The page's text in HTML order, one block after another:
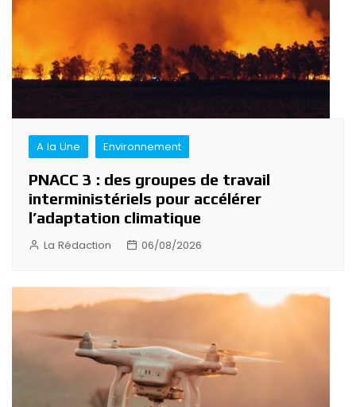
A la Une Environnement
PNACC 3 : des groupes de travail
interministériels pour accélérer
l’adaptation climatique
La Rédaction 06/08/2026